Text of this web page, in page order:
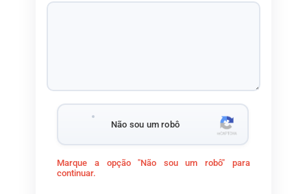
Não sou um robô
Marque a opção "Não sou um robô" para
continuar.